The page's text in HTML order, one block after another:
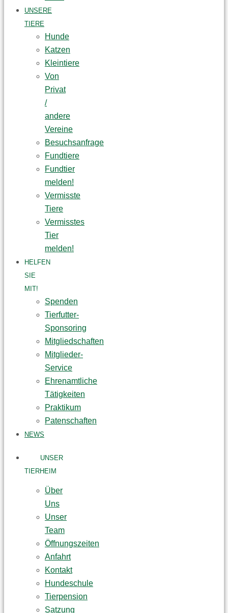
UNSERE
TIERE
Hunde
Katzen
Kleintiere
Von
Privat
/
andere
Vereine
Besuchsanfrage
Fundtiere
Fundtier
melden!
Vermisste
Tiere
Vermisstes
Tier
melden!
HELFEN
SIE
MIT!
Spenden
Tierfutter-
Sponsoring
Mitgliedschaften
Mitglieder-
Service
Ehrenamtliche
Tätigkeiten
Praktikum
Patenschaften
NEWS
UNSER
TIERHEIM
Über
Uns
Unser
Team
Öffnungszeiten
Anfahrt
Kontakt
Hundeschule
Tierpension
Satzung